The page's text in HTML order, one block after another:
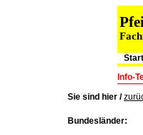
Info-
Sie sind hier /
Bundesländer: